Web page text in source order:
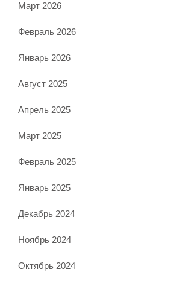
Март 2026
Февраль 2026
Январь 2026
Август 2025
Апрель 2025
Март 2025
Февраль 2025
Январь 2025
Декабрь 2024
Ноябрь 2024
Октябрь 2024